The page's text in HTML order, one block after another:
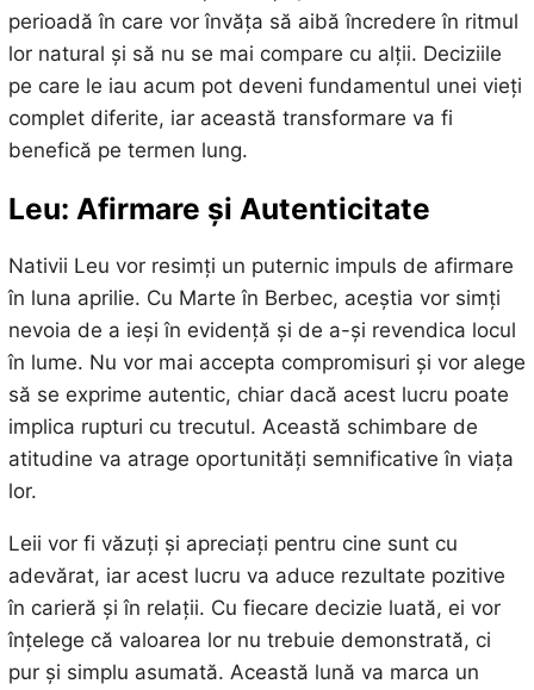
perioadă în care vor învăța să aibă încredere în ritmul
lor natural și să nu se mai compare cu alții. Deciziile
pe care le iau acum pot deveni fundamentul unei vieți
complet diferite, iar această transformare va fi
benefică pe termen lung.
Leu: Afirmare și Autenticitate
Nativii Leu vor resimți un puternic impuls de afirmare
în luna aprilie. Cu Marte în Berbec, aceștia vor simți
nevoia de a ieși în evidență și de a-și revendica locul
în lume. Nu vor mai accepta compromisuri și vor alege
să se exprime autentic, chiar dacă acest lucru poate
implica rupturi cu trecutul. Această schimbare de
atitudine va atrage oportunități semnificative în viața
lor.
Leii vor fi văzuți și apreciați pentru cine sunt cu
adevărat, iar acest lucru va aduce rezultate pozitive
în carieră și în relații. Cu fiecare decizie luată, ei vor
înțelege că valoarea lor nu trebuie demonstrată, ci
pur și simplu asumată. Această lună va marca un